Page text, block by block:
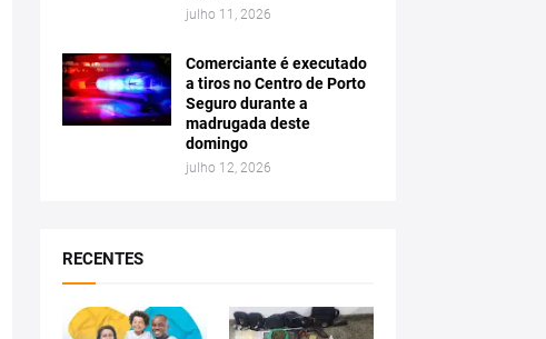
julho 11, 2026
Comerciante é executado
a tiros no Centro de Porto
Seguro durante a
madrugada deste
domingo
julho 12, 2026
RECENTES